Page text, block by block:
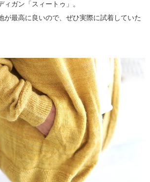
ィガン「スィートゥ」。
が最高に良いので、ぜひ実際に試着していた